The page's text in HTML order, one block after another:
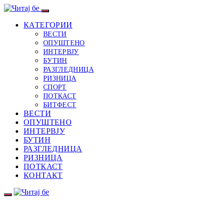
КАТЕГОРИИ
ВЕСТИ
ОПУШТЕНО
ИНТЕРВЈУ
БУТИН
РАЗГЛЕДНИЦА
РИЗНИЦА
СПОРТ
ПОТКАСТ
БИТФЕСТ
ВЕСТИ
ОПУШТЕНО
ИНТЕРВЈУ
БУТИН
РАЗГЛЕДНИЦА
РИЗНИЦА
ПОТКАСТ
КОНТАКТ